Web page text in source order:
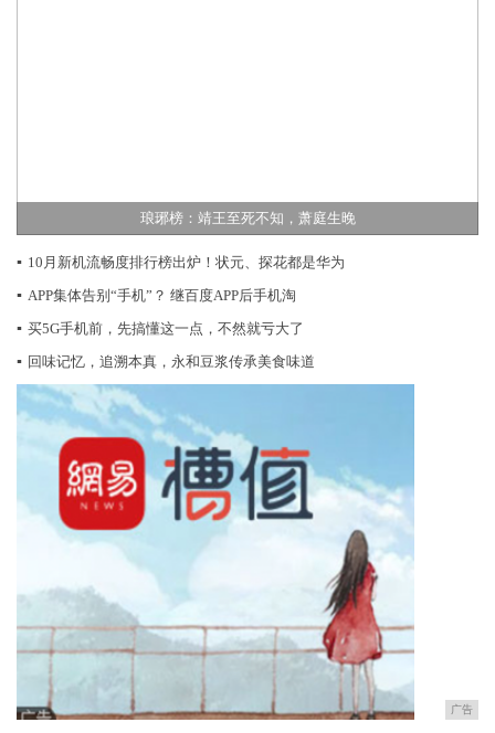
琅琊榜：靖王至死不知，萧庭生晚
▪ 10月新机流畅度排行榜出炉！状元、探花都是华为
▪ APP集体告别“手机”？ 继百度APP后手机淘
▪ 买5G手机前，先搞懂这一点，不然就亏大了
▪ 回味记忆，追溯本真，永和豆浆传承美食味道
广告